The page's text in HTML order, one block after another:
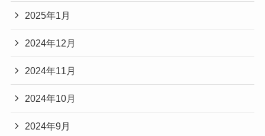
2025年1月
2024年12月
2024年11月
2024年10月
2024年9月